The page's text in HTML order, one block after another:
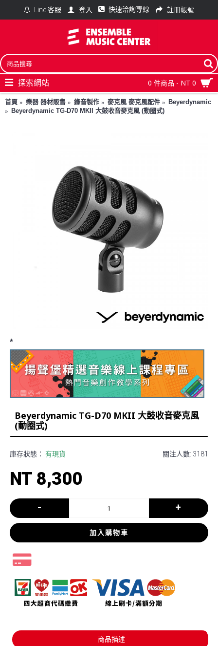
Line 客服 登入 快速洽詢專線 註冊帳號
0 件商品 - NT 0
探索網站
首頁 樂器 器材販售 錄音製作 麥克風 麥克風配件
Beyerdynamic
Beyerdynamic TG-D70 MKII 大鼓收音麥克風 (動圈式)
*
Beyerdynamic TG-D70 MKII 大鼓收音麥克風
(動圈式)
關注人數: 3181
庫存狀態： 有現貨
NT 8,300
- +
加入購物車
商品描述